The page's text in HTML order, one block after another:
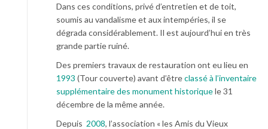
Dans ces conditions, privé d’entretien et de toit,
soumis au vandalisme et aux intempéries, il se
dégrada considérablement. Il est aujourd’hui en très
grande partie ruiné.
Des premiers travaux de restauration ont eu lieu en
1993 (Tour couverte) avant d’êtreclassé à l’inventaire
supplémentaire des monument historiquele 31
décembre de la même année.
Depuis 2008, l’association « les Amis du Vieux